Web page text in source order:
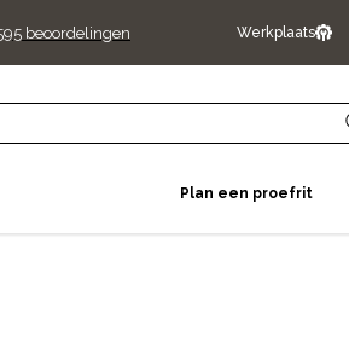
beoordelingen Werkplaats
Plan een proefrit